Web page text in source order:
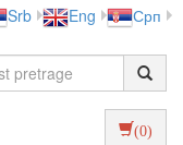
Srb Eng Срп
(0)